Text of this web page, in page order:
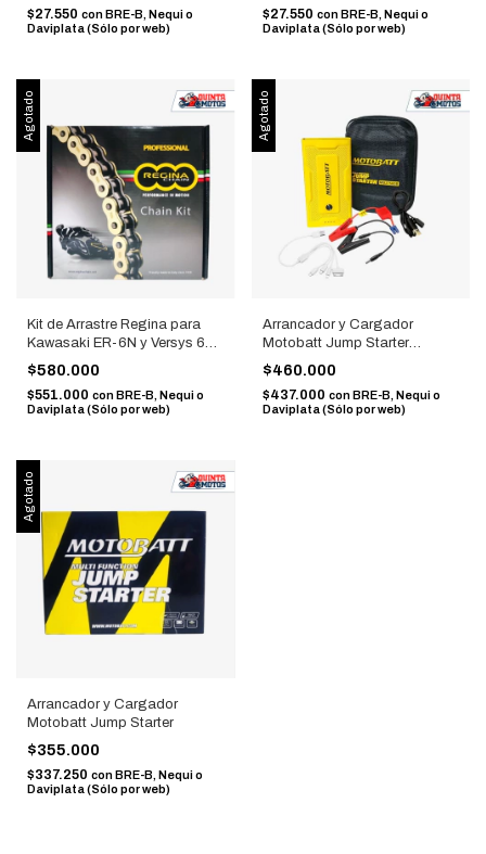
$27.550 con BRE-B, Nequi o
Daviplata (Sólo por web)
$27.550 con BRE-B, Nequi o
Daviplata (Sólo por web)
Agotado
Kit de Arrastre Regina para
Kawasaki ER-6N y Versys 650
(Relación 15/46, Cadena 520
Z-Ring 114 eslabones)
$580.000
$551.000 conBRE-B, Nequi o
Daviplata (Sólo por web)
Agotado
Arrancador y Cargador
Motobatt Jump Starter
MBJ7500B
$460.000
$437.000 con BRE-B, Nequi o
Daviplata (Sólo por web)
Agotado
Arrancador y Cargador
Motobatt Jump Starter
$355.000
$337.250 con BRE-B, Nequi o
Daviplata (Sólo por web)